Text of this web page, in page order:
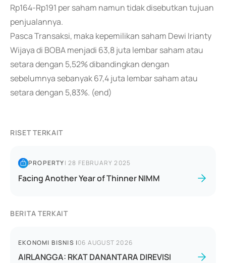
Rp164-Rp191 per saham namun tidak disebutkan tujuan
penjualannya.
Pasca Transaksi, maka kepemilikan saham Dewi Irianty
Wijaya di BOBA menjadi 63,8 juta lembar saham atau
setara dengan 5,52% dibandingkan dengan
sebelumnya sebanyak 67,4 juta lembar saham atau
setara dengan 5,83%. (end)
RISET TERKAIT
PROPERTY|28 FEBRUARY 2025
Facing Another Year of Thinner NIMM
BERITA TERKAIT
EKONOMI BISNIS |06 AUGUST 2026
AIRLANGGA: RKAT DANANTARA DIREVISI